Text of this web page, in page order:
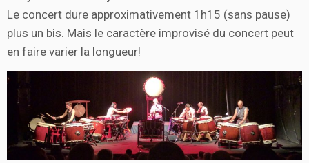
Le concert dure approximativement 1h15 (sans pause)
plus un bis. Mais le caractère improvisé du concert peut
en faire varier la longueur!